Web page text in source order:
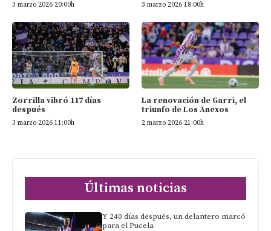
3 marzo 2026 20:00h 3 marzo 2026 18:00h
Zorrilla vibró 117 días
después
3 marzo 2026 11:00h
La renovación de Garri, el
triunfo de Los Anexos
2 marzo 2026 21:00h
Últimas noticias
Y 240 días después, un delantero marcó
para el Pucela